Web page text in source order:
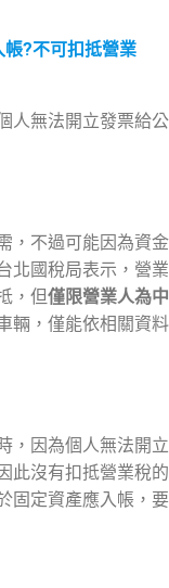
?不可扣抵營業
人無法開立發票給公
，不過可能因為資金
北國稅局表示，營業
，但僅限營業人為中
輛，僅能依相關資料
，因為個人無法開立
此沒有扣抵營業稅的
固定資產應入帳，要